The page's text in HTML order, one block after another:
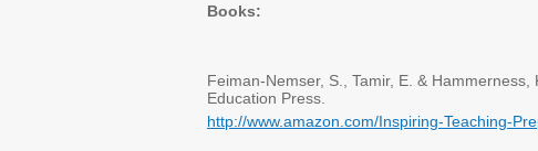
Books:
Feiman-Nemser, S., Tamir, E . & Hammerness,
Education Press
http://www.amazon.com/Inspiring-Teaching-